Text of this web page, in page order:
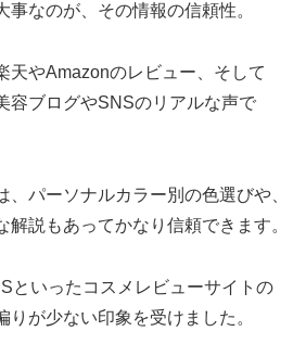
事なのが、その情報の信頼性。
天やAmazonのレビュー、そして
容ブログやSNSのリアルな声で
、パーソナルカラー別の色選びや、
解説もあってかなり信頼できます。
といったコスメレビューサイトの
りが少ない印象を受けました。